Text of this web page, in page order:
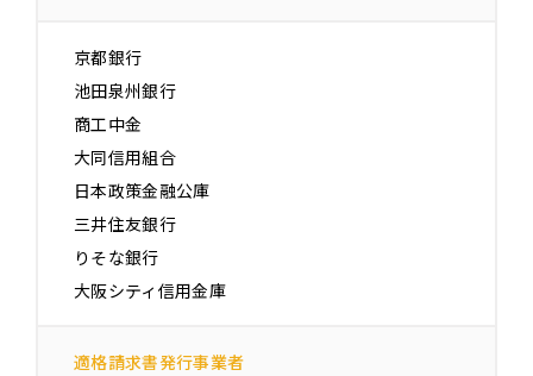
京都銀行
池田泉州銀行
商工中金
大同信用組合
日本政策金融公庫
三井住友銀行
りそな銀行
大阪シティ信用金庫
適格請求書発行事業者